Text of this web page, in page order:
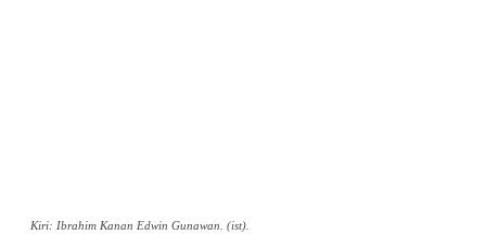
Kiri: Ibrahim Kanan Edwin Gunawan. (ist).